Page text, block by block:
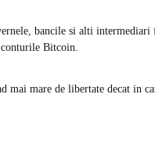
bancile si alti
Bitcoin.
mai mare de libertate decat in